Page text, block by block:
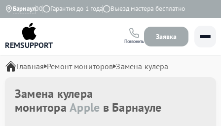
Барнаул
до 21:00 Гарантия до 1 года Выезд мастера бесплатно
REMSUPPORT Позвонить
Заявка
Главная Ремонт мониторов Замена кулера
Замена кулера
монитораApple в Барнауле